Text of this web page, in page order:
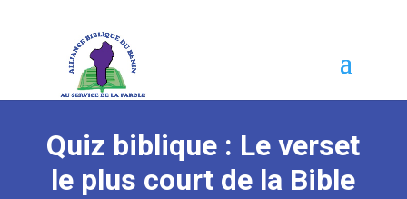
Quiz biblique : Le verset
le plus court de la Bible